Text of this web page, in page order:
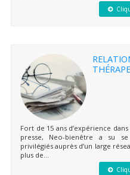
Fort de 15 ans d’expérience
presse, Neo-bienêtre a su
privilégiés auprès d’un large
plus de...